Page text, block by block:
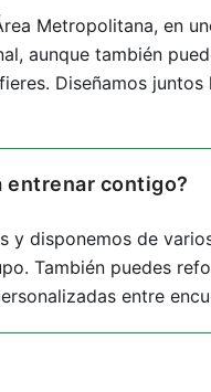
Metropolitana, en
aunque también
Diseñamos
entrenar contigo?
y disponemos de
También puedes
entre